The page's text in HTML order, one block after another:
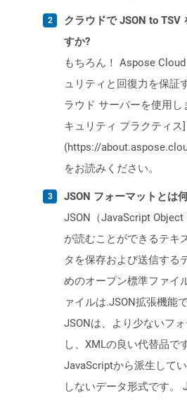
クラウドで JSON to TSV
すか?
もちろん！ Aspose
ュリティと回復力を保証
ラウド サーバーを使用
キュリティ プラクティス]
(https://
をお読みください。
JSON フォーマットとは
JSON（JavaScript
が読むことができるテキ
タを保存および送信する
めのオープン標準ファイ
ァイルは.JSON拡張機能
JSONは、より少ないフ
し、XMLの良い代替品で
JavaScriptから派生して
しないデータ形式です。